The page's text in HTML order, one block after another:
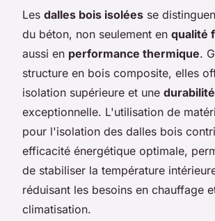
Les dalles bois isolées se
du béton, non seulement en qualité
aussi en performance thermique.
structure en bois composite, elles
isolation supérieure et une durabilité
exceptionnelle. L'utilisation de
pour l'isolation des dalles bois
efficacité énergétique optimale,
de stabiliser la température
réduisant les besoins en chauffage
climatisation.